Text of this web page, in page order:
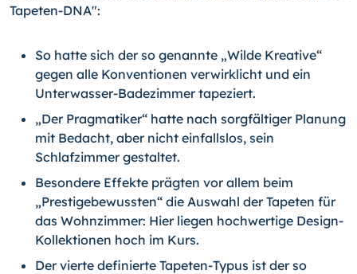
Tapeten-DNA":
So hatte sich der so genannte „Wilde Kreative“
gegen alle Konventionen verwirklicht und ein
Unterwasser-Ba­dezimmer tapeziert.
„Der Pragmatiker“ hatte nach sorgfältiger Planung
mit Bedacht, aber nicht einfallslos, sein
Schlafzimmer ge­staltet.
Besondere Effekte prägten vor allem beim
„Prestigebe­wussten“ die Auswahl der Tapeten für
das Wohnzim­mer: Hier liegen hochwertige Design-
Kollektionen hoch im Kurs.
Der vierte definierte Tapeten-Typus ist der so